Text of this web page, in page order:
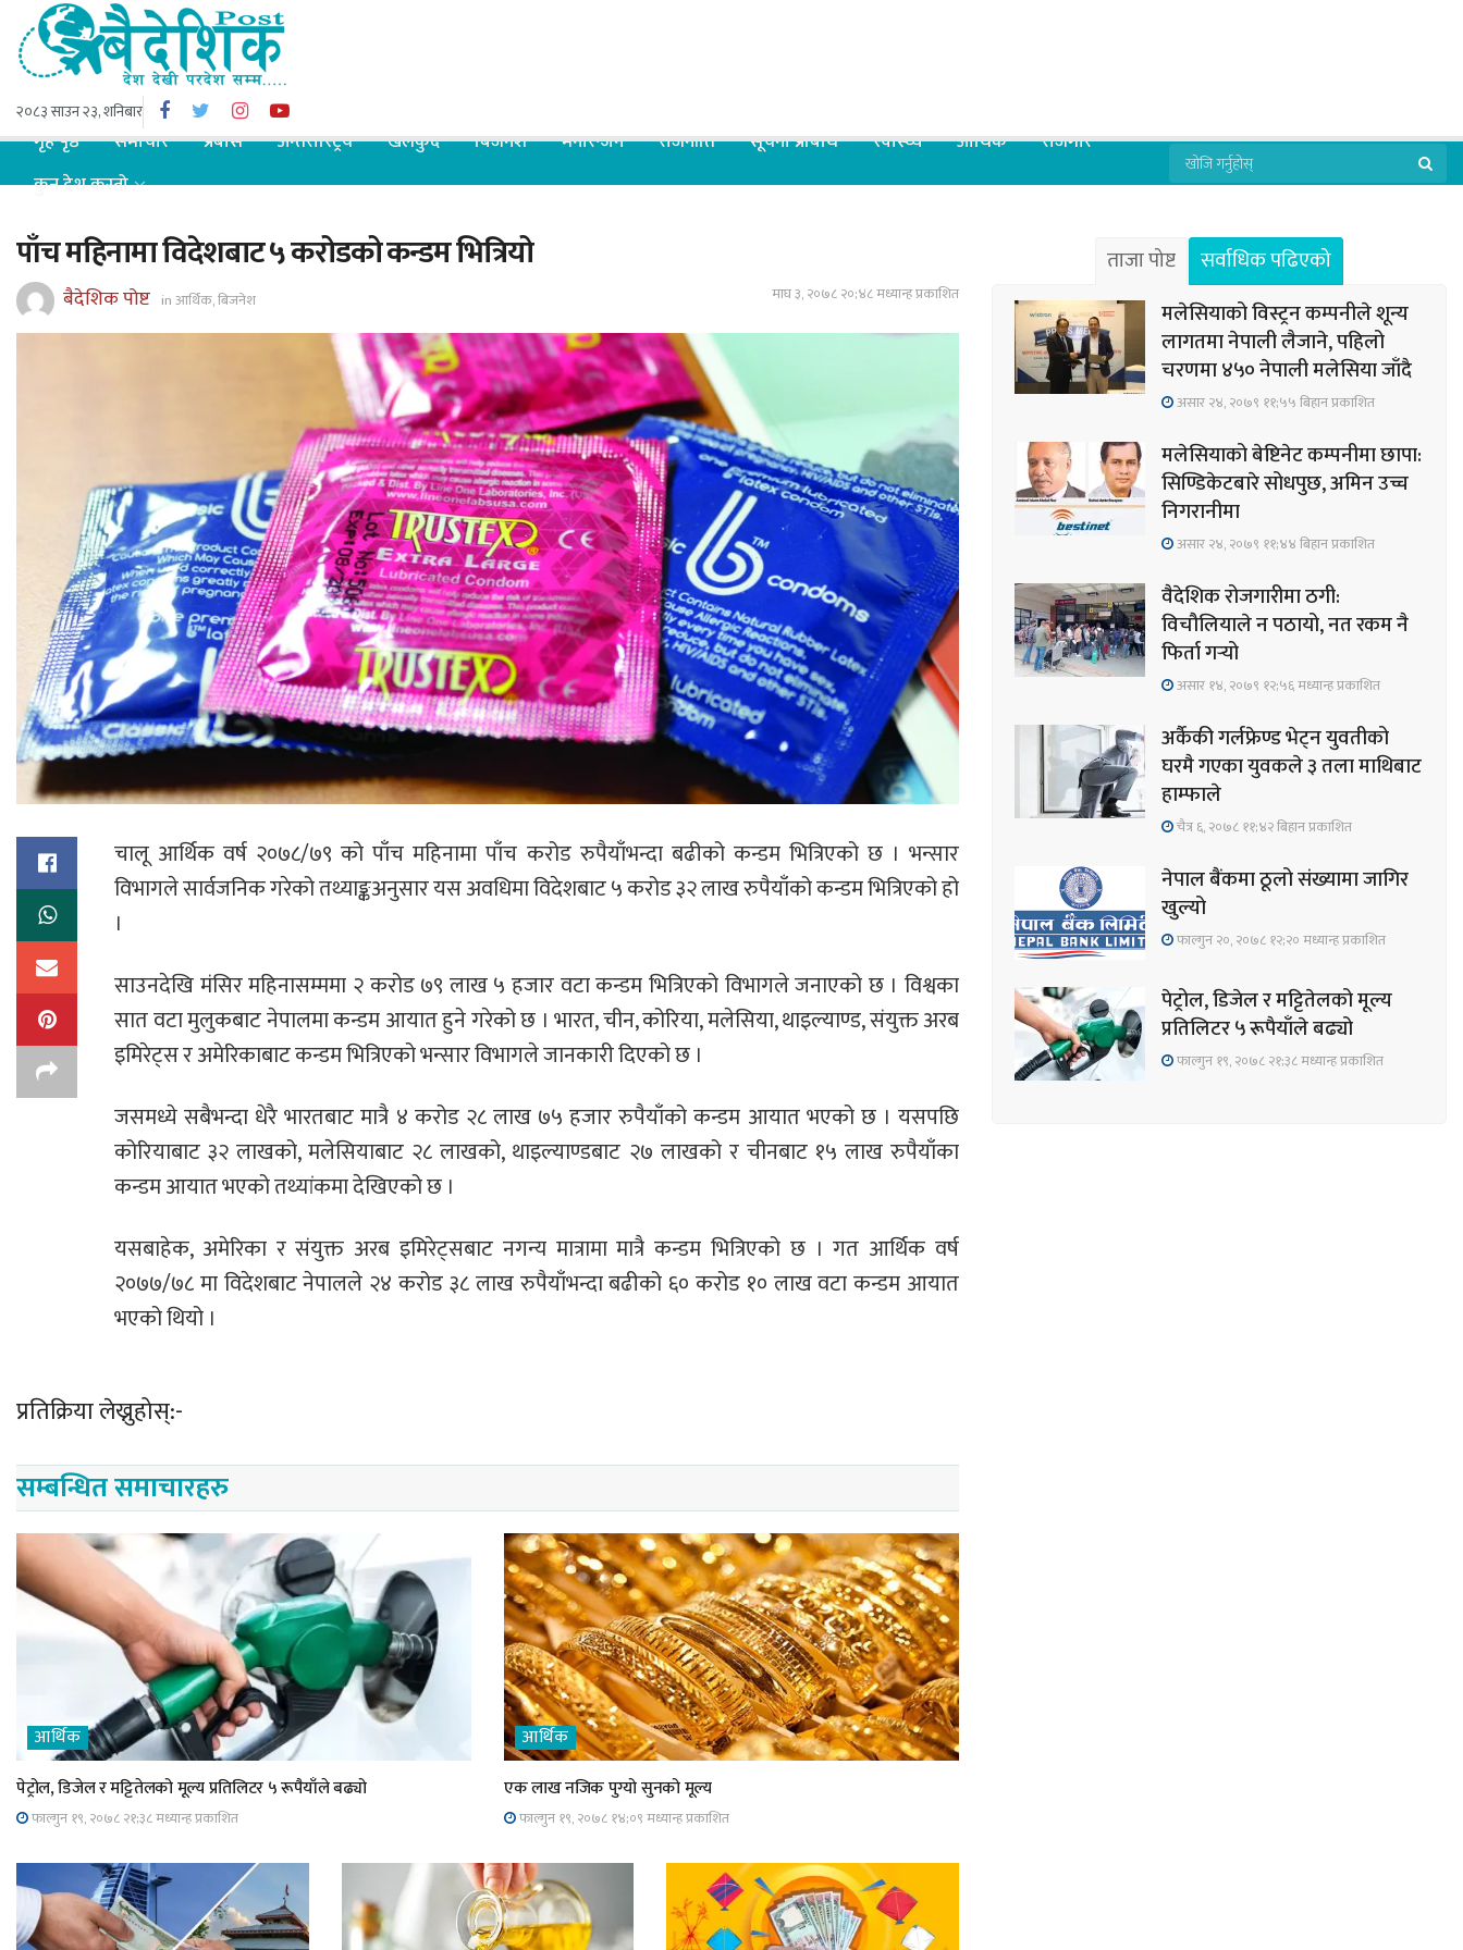
२०८३ साउन २३, शनिबार
गृह पृष्ठ समाचार प्रबास अन्तरास्ट्रिय खेलकुद बिजनेश मनोरन्जन राजनीति सूचना प्रबिधि स्वास्थ्य आर्थिक
रोजगार
कुन देश कस्तो
पाँच महिनामा विदेशबाट ५ करोडको कन्डम भित्रियो
बैदेशिक पोष्ट inआर्थिक,बिजनेश माघ ३, २०७८ २०;४८ मध्यान्ह प्रकाशित
चालू आर्थिक वर्ष २०७८/७९ को पाँच महिनामा पाँच करोड रुपैयाँभन्दा बढीको कन्डम भित्रिएको छ । भन्सार
विभागले सार्वजनिक गरेको तथ्याङ्कअनुसार यस अवधिमा विदेशबाट ५ करोड ३२ लाख रुपैयाँको कन्डम भित्रिएको हो
।
साउनदेखि मंसिर महिनासम्ममा २ करोड ७९ लाख ५ हजार वटा कन्डम भित्रिएको विभागले जनाएको छ । विश्वका
सात वटा मुलुकबाट नेपालमा कन्डम आयात हुने गरेको छ । भारत, चीन, कोरिया, मलेसिया, थाइल्याण्ड, संयुक्त अरब
इमिरेट्स र अमेरिकाबाट कन्डम भित्रिएको भन्सार विभागले जानकारी दिएको छ ।
जसमध्ये सबैभन्दा धेरै भारतबाट मात्रै ४ करोड २८ लाख ७५ हजार रुपैयाँको कन्डम आयात भएको छ । यसपछि
कोरियाबाट ३२ लाखको, मलेसियाबाट २८ लाखको, थाइल्याण्डबाट २७ लाखको र चीनबाट १५ लाख रुपैयाँका
कन्डम आयात भएको तथ्यांकमा देखिएको छ ।
यसबाहेक, अमेरिका र संयुक्त अरब इमिरेट्सबाट नगन्य मात्रामा मात्रै कन्डम भित्रिएको छ । गत आर्थिक वर्ष
२०७७/७८ मा विदेशबाट नेपालले २४ करोड ३८ लाख रुपैयाँभन्दा बढीको ६० करोड १० लाख वटा कन्डम आयात
भएको थियो ।
प्रतिक्रिया लेख्नुहोस्:-
सम्बन्धित समाचारहरु
आर्थिक
पेट्रोल, डिजेल र मट्टितेलको मूल्य प्रतिलिटर ५ रूपैयाँले बढ्यो
फाल्गुन १९, २०७८ २१;३८ मध्यान्ह प्रकाशित
आर्थिक
एक लाख नजिक पुग्यो सुनको मूल्य
फाल्गुन १९, २०७८ १४;०९ मध्यान्ह प्रकाशित
ताजा पोष्ट
सर्वाधिक पढिएको
मलेसियाको विस्ट्रन कम्पनीले शून्य
लागतमा नेपाली लैजाने, पहिलो
चरणमा ४५० नेपाली मलेसिया जाँदै
असार २४, २०७९ ११;५५ बिहान प्रकाशित
मलेसियाको बेष्टिनेट कम्पनीमा छापा:
सिण्डिकेटबारे सोधपुछ, अमिन उच्च
निगरानीमा
असार २४, २०७९ ११;४४ बिहान प्रकाशित
वैदेशिक रोजगारीमा ठगी:
विचौलियाले न पठायो, नत रकम नै
फिर्ता गर्‍यो
असार १४, २०७९ १२;५६ मध्यान्ह प्रकाशित
अर्कैकी गर्लफ्रेण्ड भेट्न युवतीको
घरमै गएका युवकले ३ तला माथिबाट
हाम्फाले
चैत्र ६, २०७८ ११;४२ बिहान प्रकाशित
नेपाल बैंकमा ठूलो संख्यामा जागिर
खुल्यो
फाल्गुन २०, २०७८ १२;२० मध्यान्ह प्रकाशित
पेट्रोल, डिजेल र मट्टितेलको मूल्य
प्रतिलिटर ५ रूपैयाँले बढ्यो
फाल्गुन १९, २०७८ २१;३८ मध्यान्ह प्रकाशित